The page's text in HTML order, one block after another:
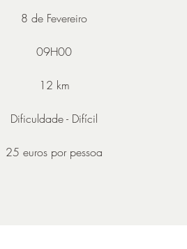
8 de Fevereiro
09H00
12 km
Dificuldade - Difícil
25 euros por pessoa